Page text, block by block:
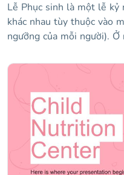
Lễ Phục sinh là một lễ
khác nhau tùy thuộc vào
ngưỡng của mỗi người).
các quốc gia như Tây
lễ tôn giáo, đầy truyền
thống tôn giáo, bạn có
về tất cả chúng, và bây
mẫu này! Thiết kế bao
được vẽ bằng màu nước
gồm nội dung của mình.
là gì? Hãy cho chúng tôi